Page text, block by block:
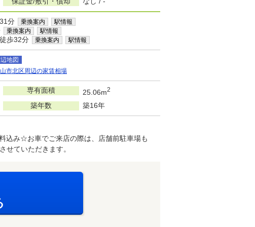
分 乗換案内 駅情報
乗換案内 駅情報
徒歩32分 乗換案内 駅情報
地図
市北区周辺の家賃相場
専有面積 25.06m2
築年数 築16年
込み☆お車でご来店の際は、店舗前駐車場も
せていただきます。